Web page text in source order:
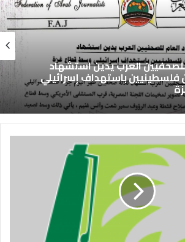
للصحفيين العرب يدين استشهاد
فلسطينيين باستهداف إسرائيلي